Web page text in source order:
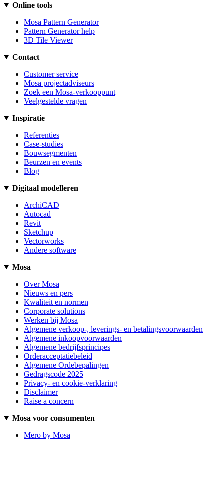
Online tools
Mosa Pattern Generator
Pattern Generator help
3D Tile Viewer
Contact
Customer service
Mosa projectadviseurs
Zoek een Mosa-verkooppunt
Veelgestelde vragen
Inspiratie
Referenties
Case-studies
Bouwsegmenten
Beurzen en events
Blog
Digitaal modelleren
ArchiCAD
Autocad
Revit
Sketchup
Vectorworks
Andere software
Mosa
Over Mosa
Nieuws en pers
Kwaliteit en normen
Corporate solutions
Werken bij Mosa
Algemene verkoop-, leverings- en betalingsvoorwaarden
Algemene inkoopvoorwaarden
Algemene bedrijfsprincipes
Orderacceptatiebeleid
Algemene Ordebepalingen
Gedragscode 2025
Privacy- en cookie-verklaring
Disclaimer
Raise a concern
Mosa voor consumenten
Mero by Mosa